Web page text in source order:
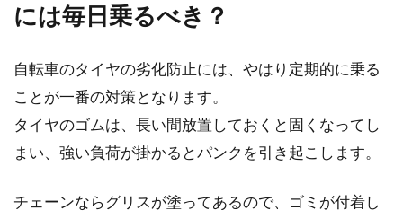
ホイール交換をしようとしたときに、ほぼ確実
に候補に挙がってくるメーカーがマビックで
キレイにしてまた乗ろう！自転車の
サドルのカビを落とす方法
最近体重が気になり始めたから、何か運動をし
には毎日乗るべき？
自転車のタイヤの劣化防止には、やはり定期的に乗る
ことが一番の対策となります。
タイヤのゴムは、長い間放置しておくと固くなってし
まい、強い負荷が掛かるとパンクを引き起こします。
チェーンならグリスが塗ってあるので、ゴミが付着し